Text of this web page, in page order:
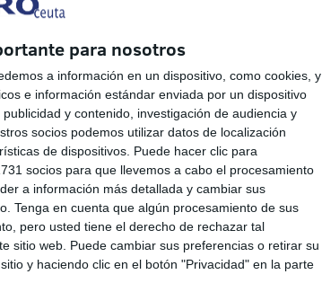
para nosotros
a información en un dispositivo, como cookies, y
e información estándar enviada por un dispositivo
y contenido, investigación de audiencia y
socios podemos utilizar datos de localización
de dispositivos. Puede hacer clic para
socios para que llevemos a cabo el procesamiento
a información más detallada y cambiar sus
Tenga en cuenta que algún procesamiento de sus
pero usted tiene el derecho de rechazar tal
sitio web. Puede cambiar sus preferencias o retirar su
y haciendo clic en el botón "Privacidad" en la parte
el trabajo y la
de los Premios al
movimiento asociativo
explicaron sus
a Fundación